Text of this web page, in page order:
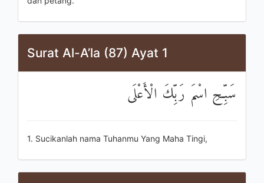
Surat Al-A’la (87) Ayat 1
سَبِّحِ اسْمَ رَبِّكَ الْأَعْلَى
1. Sucikanlah nama Tuhanmu Yang Maha Tingi,